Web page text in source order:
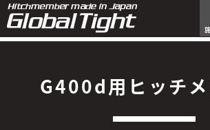
G400d用ヒッチメ